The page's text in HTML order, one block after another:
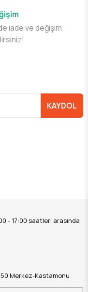
iade ve değişim
KAYDOL
- 17:00 saatleri arasında
Merkez-Kastamonu